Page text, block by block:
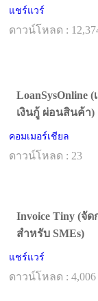
แชร์แวร์
ดาวน์โหลด :
เงินกู้ ผ่อนสินค้า)
คอมเมอร์เชียล
ดาวน์โหลด : 23
Invoice Tiny (จั
สำหรับ SMEs)
แชร์แวร์
ดาวน์โหลด : 4,006